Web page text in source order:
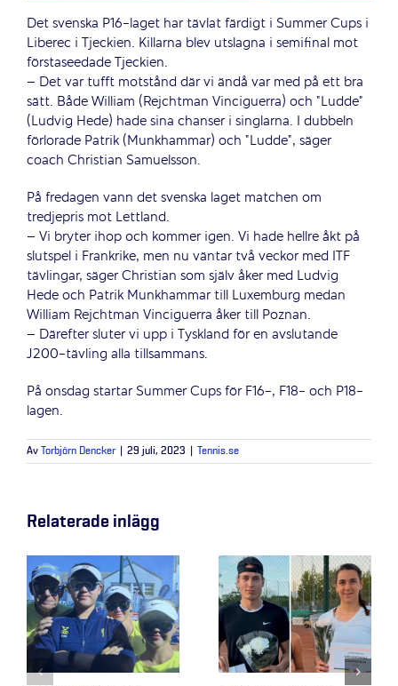
Det svenska P16-laget har tävlat färdigt i Summer Cups i
Liberec i Tjeckien. Killarna blev utslagna i semifinal mot
förstaseedade Tjeckien.
– Det var tufft motstånd där vi ändå var med på ett bra
sätt. Både William (Rejchtman Vinciguerra) och ”Ludde”
(Ludvig Hede) hade sina chanser i singlarna. I dubbeln
förlorade Patrik (Munkhammar) och ”Ludde”, säger
coach Christian Samuelsson.
På fredagen vann det svenska laget matchen om
tredjepris mot Lettland.
– Vi bryter ihop och kommer igen. Vi hade hellre åkt på
slutspel i Frankrike, men nu väntar två veckor med ITF
tävlingar, säger Christian som själv åker med Ludvig
Hede och Patrik Munkhammar till Luxemburg medan
William Rejchtman Vinciguerra åker till Poznan.
– Därefter sluter vi upp i Tyskland för en avslutande
J200-tävling alla tillsammans.
På onsdag startar Summer Cups för F16-, F18- och P18-
lagen.
Av Torbjörn Dencker 29 juli, 2023 Tennis.se
Relaterade inlägg